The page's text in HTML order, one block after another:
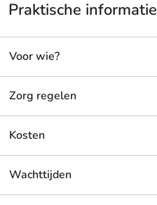
Praktische informatie
Voor wie?
Zorg regelen
Kosten
Wachttijden